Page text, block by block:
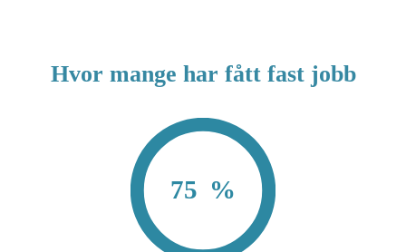
Hvor mange har fått fast jobb
75 %